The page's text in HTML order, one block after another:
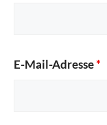
E-Mail-Adresse*